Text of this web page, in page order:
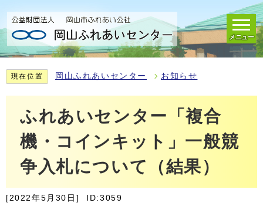
メニュー
現在位置 岡山ふれあいセンター お知らせ
ふれあいセンター「複合
機・コインキット」一般競
争入札について（結果）
[2022年5月30日] ID:3059